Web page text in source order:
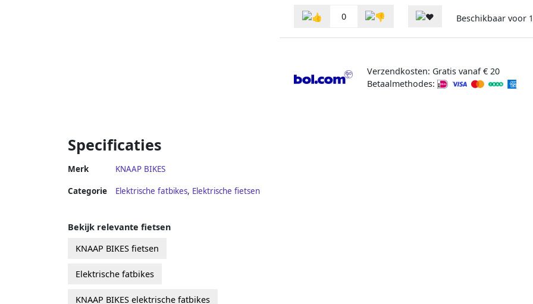
0 Beschikbaar voor
Verzendkosten: Gratis vanaf € 20
Betaalmethodes:
Specificaties
Merk KNAAP BIKES
Categorie Elektrische fatbikes, Elektrische fietsen
Bekijk relevante fietsen
KNAAP BIKES fietsen
Elektrische fatbikes
KNAAP BIKES elektrische fatbikes